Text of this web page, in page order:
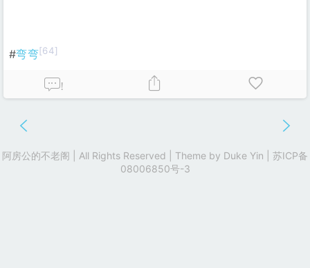
#弯弯[64]
!
阿房公的不老阁 | All Rights Reserved | Theme by Duke Yin
苏ICP备
08006850号-3